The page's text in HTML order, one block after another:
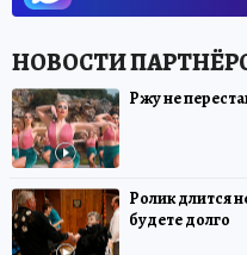
Ржу не
Ролик длится
будете долго